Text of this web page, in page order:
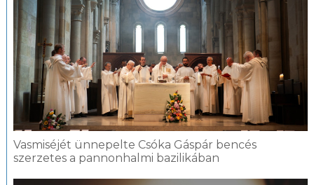
Vasmiséjét ünnepelte Csóka Gáspár bencés
szerzetes a pannonhalmi bazilikában